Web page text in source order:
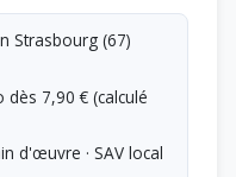
Strasbourg (67)
dès 7,90 € (calculé
d'œuvre · SAV local